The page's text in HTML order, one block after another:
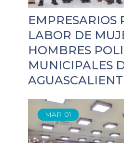
EMPRESARIOS
LABOR DE
HOMBRES
MUNICIPALES
MAR 01